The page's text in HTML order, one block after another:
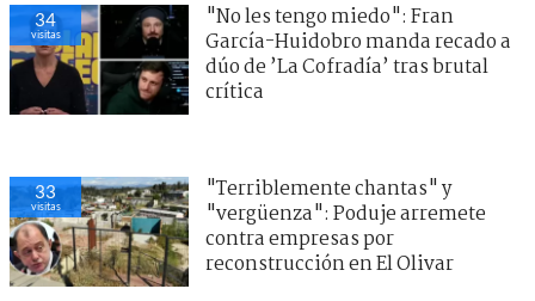
34
visitas
"No les tengo miedo": Fran
García-Huidobro manda recado a
dúo de ’La Cofradía’ tras brutal
crítica
33
visitas
"Terriblemente chantas" y
"vergüenza": Poduje arremete
contra empresas por
reconstrucción en El Olivar